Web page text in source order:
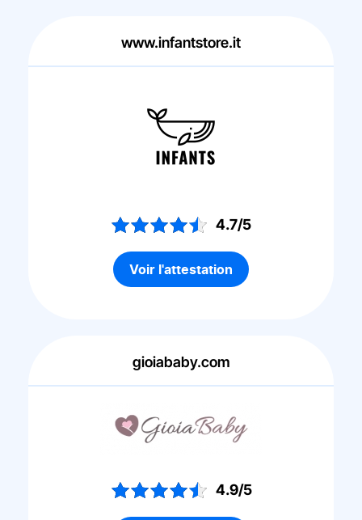
www.infantstore.it
4.7/5
Voir l'attestation
gioiababy.com
4.9/5